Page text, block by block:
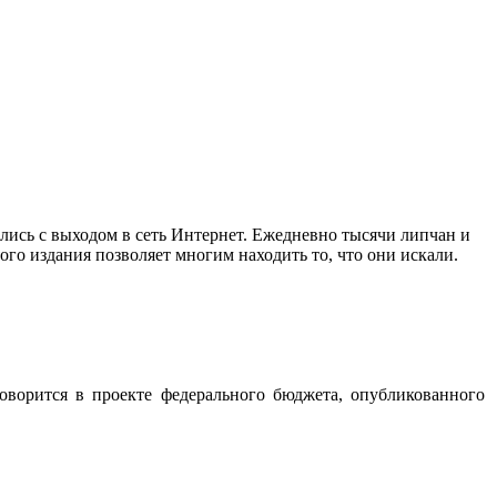
с выходом в сеть Интернет. Ежедневно тысячи липчан и
издания позволяет многим находить то, что они искали.
в проекте федерального бюджета, опубликованного